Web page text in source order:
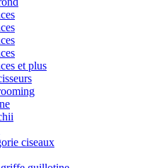
et plus
ciseaux